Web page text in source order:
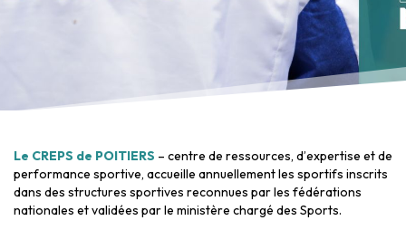
Le CREPS de POITIERS – centre de ressources, d’expertise et de
performance sportive, accueille annuellement les sportifs inscrits
dans des structures sportives reconnues par les fédérations
nationales et validées par le ministère chargé des Sports.